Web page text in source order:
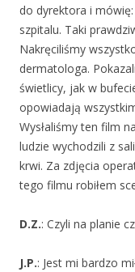
do dyrektora i
szpitalu. Taki
Nakręciliśmy
dermatologa.
świetlicy, jak w
opowiadają
Wysłaliśmy ten film
ludzie wychodzili z
krwi. Za zdjęcia
tego filmu robiłem
D.Z.: Czyli na planie
J.P.: Jest mi bardzo